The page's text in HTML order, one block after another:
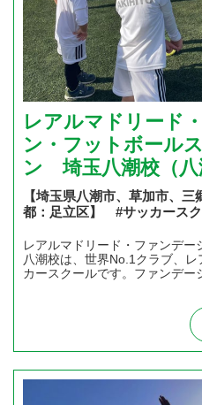
レアルマドリード
ン・フットボール
ン 埼玉八潮校（八
【埼玉県八潮市、草加市、
都：足立区】 #サッカース
レアルマドリード・ファンデ
八潮校は、世界No.1クラブ、
カースクールです。ファンデー